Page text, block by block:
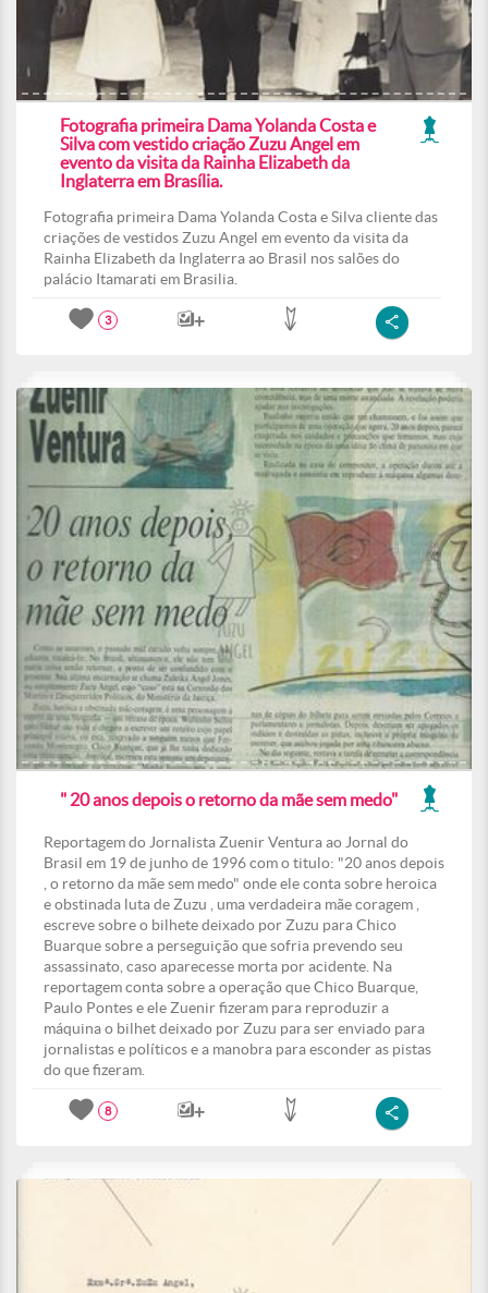
Fotografia primeira Dama Yolanda Costa e
Silva com vestido criação Zuzu Angel em
evento da visita da Rainha Elizabeth da
Inglaterra em Brasília.
Fotografia primeira Dama Yolanda Costa e Silva cliente das
criações de vestidos Zuzu Angel em evento da visita da
Rainha Elizabeth da Inglaterra ao Brasil nos salões do
palácio Itamarati em Brasilia.
3
" 20 anos depois o retorno da mãe sem medo"
Reportagem do Jornalista Zuenir Ventura ao Jornal do
Brasil em 19 de junho de 1996 com o titulo: "20 anos depois
, o retorno da mãe sem medo" onde ele conta sobre heroica
e obstinada luta de Zuzu , uma verdadeira mãe coragem ,
escreve sobre o bilhete deixado por Zuzu para Chico
Buarque sobre a perseguição que sofria prevendo seu
assassinato, caso aparecesse morta por acidente. Na
reportagem conta sobre a operação que Chico Buarque,
Paulo Pontes e ele Zuenir fizeram para reproduzir a
máquina o bilhet deixado por Zuzu para ser enviado para
jornalistas e políticos e a manobra para esconder as pistas
do que fizeram.
8